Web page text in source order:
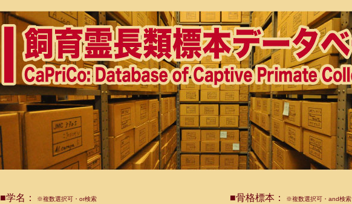
■学名： ※複数選択可・or検索 ■骨格標本： ※複数選択可・and検索